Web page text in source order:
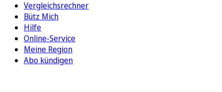
Vergleichsrechner
Bütz Mich
Hilfe
Online-Service
Meine Region
Abo kündigen